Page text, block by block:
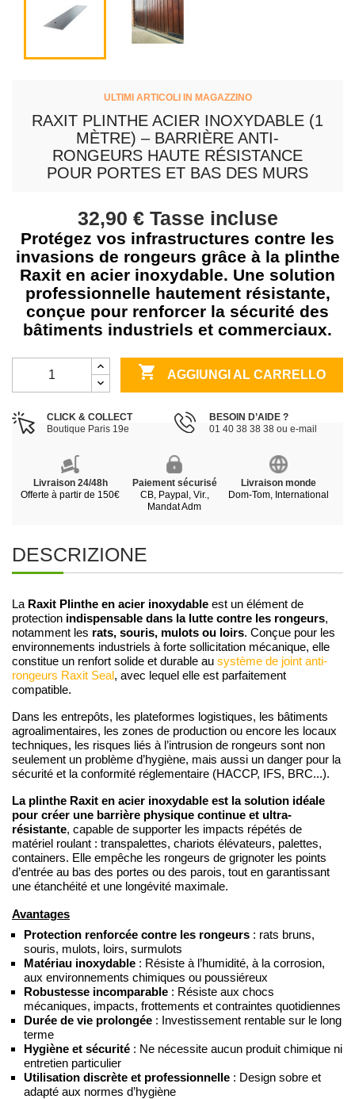
ULTIMI ARTICOLI IN MAGAZZINO
RAXIT PLINTHE ACIER INOXYDABLE (1
MÈTRE) – BARRIÈRE ANTI-
RONGEURS HAUTE RÉSISTANCE
POUR PORTES ET BAS DES MURS
32,90 € Tasse incluse
Protégez vos infrastructures contre les
invasions de rongeurs grâce à la plinthe
Raxit en acier inoxydable. Une solution
professionnelle hautement résistante,
conçue pour renforcer la sécurité des
bâtiments industriels et commerciaux.
 AGGIUNGI AL CARRELLO
CLICK & COLLECT
Boutique Paris 19e
BESOIN D’AIDE ?
01 40 38 38 38 ou e-mail
Livraison 24/48h
Offerte à partir de 150€
Paiement sécurisé
CB, Paypal, Vir.,
Mandat Adm
Livraison monde
Dom-Tom, International
DESCRIZIONE
La Raxit Plinthe en acier inoxydable est un élément de
protection indispensable dans la lutte contre les rongeurs,
notamment les rats, souris, mulots ou loirs. Conçue pour les
environnements industriels à forte sollicitation mécanique, elle
constitue un renfort solide et durable au système de joint anti-
rongeurs Raxit Seal , avec lequel elle est parfaitement
compatible.
Dans les entrepôts, les plateformes logistiques, les bâtiments
agroalimentaires, les zones de production ou encore les locaux
techniques, les risques liés à l’intrusion de rongeurs sont non
seulement un problème d’hygiène, mais aussi un danger pour la
sécurité et la conformité réglementaire (HACCP, IFS, BRC...).
La plinthe Raxit en acier inoxydable est la solution idéale
pour créer une barrière physique continue et ultra-
résistante, capable de supporter les impacts répétés de
matériel roulant : transpalettes, chariots élévateurs, palettes,
containers. Elle empêche les rongeurs de grignoter les points
d’entrée au bas des portes ou des parois, tout en garantissant
une étanchéité et une longévité maximale.
Avantages
Protection renforcée contre les rongeurs : rats bruns,
souris, mulots, loirs, surmulots
Matériau inoxydable : Résiste à l’humidité, à la corrosion,
aux environnements chimiques ou poussiéreux
Robustesse incomparable : Résiste aux chocs
mécaniques, impacts, frottements et contraintes quotidiennes
Durée de vie prolongée : Investissement rentable sur le long
terme
Hygiène et sécurité : Ne nécessite aucun produit chimique ni
entretien particulier
Utilisation discrète et professionnelle : Design sobre et
adapté aux normes d’hygiène